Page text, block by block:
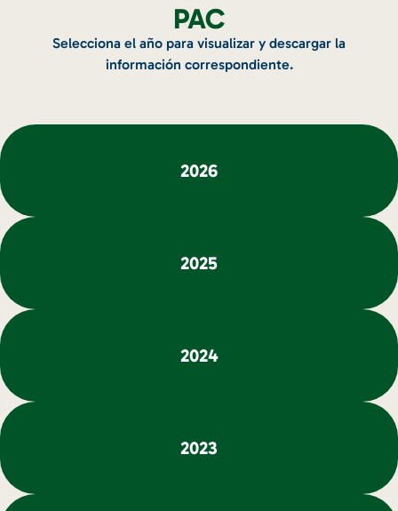
PAC
Selecciona el año para visualizar y descargar la
información correspondiente.
2026
2025
2024
2023